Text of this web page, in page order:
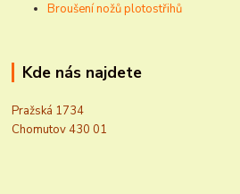
Broušení nožů plotostřihů
Kde nás najdete
Pražská 1734
Chomutov 430 01